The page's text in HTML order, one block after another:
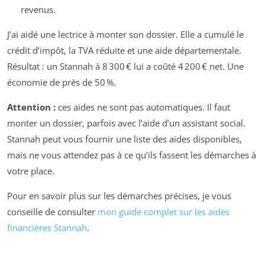
revenus.
J’ai aidé une lectrice à monter son dossier. Elle a cumulé le
crédit d’impôt, la TVA réduite et une aide départementale.
Résultat : un Stannah à 8 300 € lui a coûté 4 200 € net. Une
économie de près de 50 %.
Attention : ces aides ne sont pas automatiques. Il faut
monter un dossier, parfois avec l’aide d’un assistant social.
Stannah peut vous fournir une liste des aides disponibles,
mais ne vous attendez pas à ce qu’ils fassent les démarches à
votre place.
Pour en savoir plus sur les démarches précises, je vous
conseille de consulter mon guide complet sur les aides
financières Stannah.